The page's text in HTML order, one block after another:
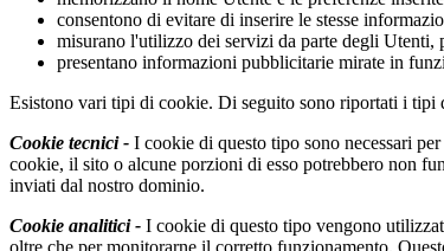
consentono di evitare di inserire le stesse
misurano l'utilizzo dei servizi da parte degli Utenti,
presentano informazioni pubblicitarie mirate in
Esistono vari tipi di cookie. Di seguito sono riportati i tipi
Cookie tecnici - I cookie di questo tipo sono necessari
cookie, il sito o alcune porzioni di esso potrebbero non
inviati dal nostro dominio.
Cookie analitici - I cookie di questo tipo vengono
oltre che per monitorarne il corretto funzionamento.